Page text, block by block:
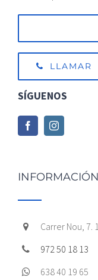
LLAMAR
SÍGUENOS
Carrer Nou, 7.
972 50 18 13
638 40 19 65